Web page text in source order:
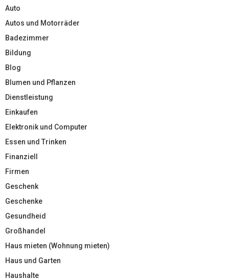
Auto
Autos und Motorräder
Badezimmer
Bildung
Blog
Blumen und Pflanzen
Dienstleistung
Einkaufen
Elektronik und Computer
Essen und Trinken
Finanziell
Firmen
Geschenk
Geschenke
Gesundheid
Großhandel
Haus mieten (Wohnung mieten)
Haus und Garten
Haushalte